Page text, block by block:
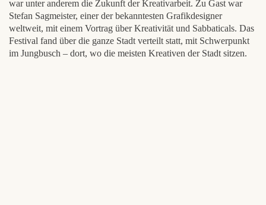
war unter anderem die Zukunft der Kreativarbeit. Zu Gast war
Stefan Sagmeister, einer der bekanntesten Grafikdesigner
weltweit, mit einem Vortrag über Kreativität und Sabbaticals. Das
Festival fand über die ganze Stadt verteilt statt, mit Schwerpunkt
im Jungbusch – dort, wo die meisten Kreativen der Stadt sitzen.